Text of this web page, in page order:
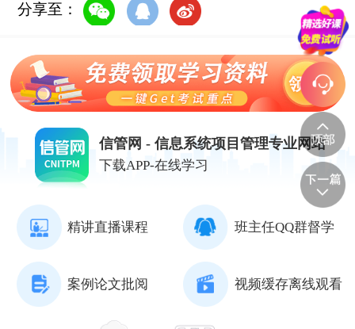
分享至：
信管网 - 信息系统项目管理专业网站
下载APP-在线学习
精讲直播课程 班主任QQ群督学
案例论文批阅 视频缓存离线观看